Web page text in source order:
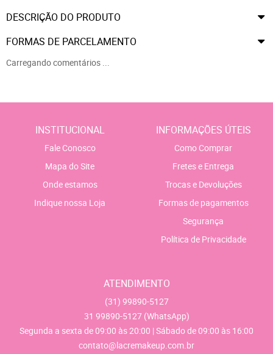
DESCRIÇÃO DO PRODUTO
FORMAS DE PARCELAMENTO
Carregando comentários ...
INSTITUCIONAL
Fale Conosco
Mapa do Site
Onde estamos
Indique nossa Loja
INFORMAÇÕES ÚTEIS
Como Comprar
Fretes e Entrega
Trocas e Devoluções
Formas de pagamentos
Segurança
Política de Privacidade
ATENDIMENTO
(31) 99890-5127
31 99890-5127 (WhatsApp)
Segunda a sexta de 09:00 às 20:00 | Sábado de 09:00 às 16:00
contato@lacremakeup.com.br